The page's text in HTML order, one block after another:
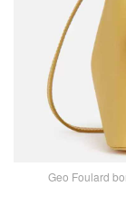
Geo Foulard